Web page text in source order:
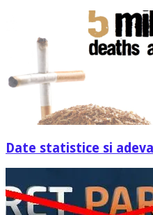
Date statistice si